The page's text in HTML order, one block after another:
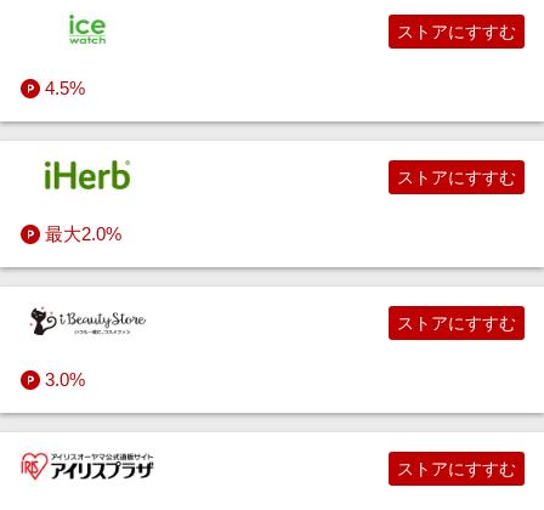
4.5%
ストアにすすむ
最大2.0%
ストアにすすむ
3.0%
ストアにすすむ
ストアにすすむ